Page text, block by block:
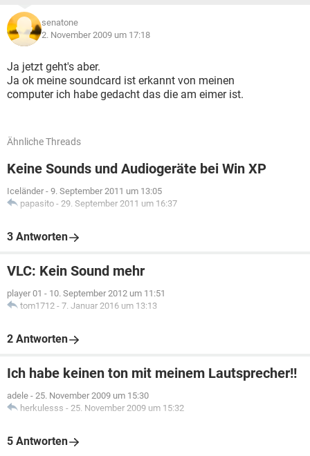
senatone
2. November 2009 um 17:18
Ja jetzt geht's aber.
Ja ok meine soundcard ist erkannt von meinen
computer ich habe gedacht das die am eimer ist.
Ähnliche Threads
Keine Sounds und Audiogeräte bei Win XP
Iceländer - 9. September 2011 um 13:05
papasito - 29. September 2011 um 16:37
3 Antworten
VLC: Kein Sound mehr
player 01 - 10. September 2012 um 11:51
tom1712 - 7. Januar 2016 um 13:13
2 Antworten
Ich habe keinen ton mit meinem Lautsprecher!!
adele - 25. November 2009 um 15:30
herkulesss - 25. November 2009 um 15:32
5 Antworten